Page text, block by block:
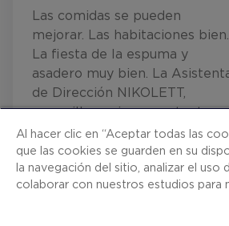
Las comidas se pueden
mejorar. Las habitaciones bien.
La fiesta de la espuma y
asadero muy bien. La
de Dirección NIKOLETT,
maravillosa, siempre atenta
Al hacer clic en “Aceptar todas las
que las cookies se guarden en su
la navegación del sitio, analizar el uso
colaborar con nuestros estudios para